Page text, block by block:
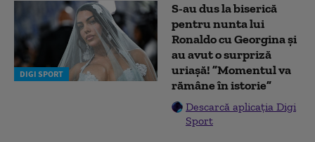
DIGI SPORT
S-au dus la biserică
pentru nunta lui
Ronaldo cu Georgina și
au avut o surpriză
uriașă! ”Momentul va
rămâne în istorie”
Descarcă aplicația Digi
Sport